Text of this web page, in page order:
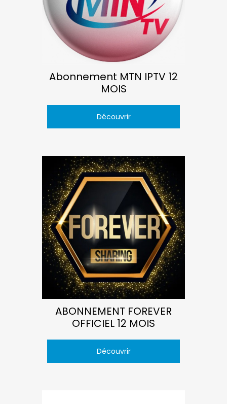
Abonnement MTN IPTV 12
MOIS
Découvrir
ABONNEMENT FOREVER
OFFICIEL 12 MOIS
Découvrir